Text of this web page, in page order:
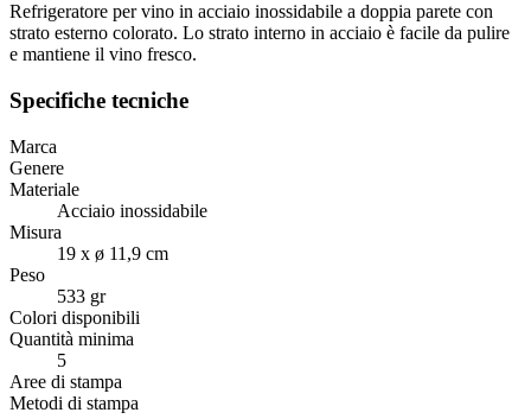
Refrigeratore per vino in acciaio inossidabile a doppia parete con
strato esterno colorato. Lo strato interno in acciaio è facile da pulire
e mantiene il vino fresco.
Specifiche tecniche
Marca
Genere
Materiale
Acciaio inossidabile
Misura
19 x ø 11,9 cm
Peso
533 gr
Colori disponibili
Quantità minima
5
Aree di stampa
Metodi di stampa